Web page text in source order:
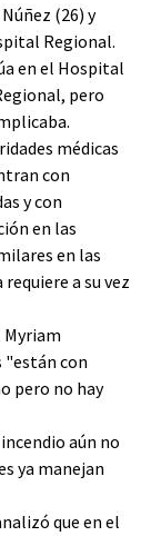
(26) y
Regional.
en el Hospital
pero
médicas
con
y con
en las
en las
a su vez
"están con
pero no hay
aún no
ya manejan
que en el